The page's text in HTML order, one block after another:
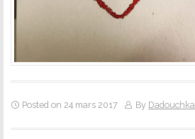
Posted on 24 mars 2017 By Dadouchka